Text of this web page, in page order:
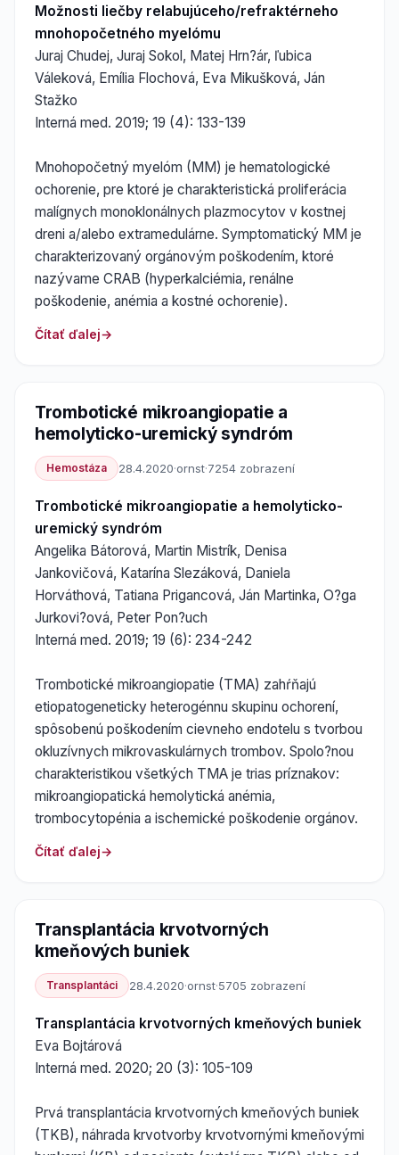
Možnosti liečby relabujúceho/refraktérneho
mnohopočetného myelómu
Juraj Chudej, Juraj Sokol, Matej Hrn?ár, ľubica
Váleková, Emília Flochová, Eva Mikušková, Ján
Stažko
Interná med. 2019; 19 (4): 133-139
Mnohopočetný myelóm (MM) je hematologické
ochorenie, pre ktoré je charakteristická proliferácia
malígnych monoklonálnych plazmocytov v kostnej
dreni a/alebo extramedulárne. Symptomatický MM je
charakterizovaný orgánovým poškodením, ktoré
nazývame CRAB (hyperkalciémia, renálne
poškodenie, anémia a kostné ochorenie).
Čítať ďalej
Trombotické mikroangiopatie a
hemolyticko-uremický syndróm
Hemostáza 28.4.2020·ornst·7254 zobrazení
Trombotické mikroangiopatie a hemolyticko-
uremický syndróm
Angelika Bátorová, Martin Mistrík, Denisa
Jankovičová, Katarína Slezáková, Daniela
Horváthová, Tatiana Prigancová, Ján Martinka, O?ga
Jurkovi?ová, Peter Pon?uch
Interná med. 2019; 19 (6): 234-242
Trombotické mikroangiopatie (TMA) zahŕňajú
etiopatogeneticky heterogénnu skupinu ochorení,
spôsobenú poškodením cievneho endotelu s tvorbou
okluzívnych mikrovaskulárnych trombov. Spolo?nou
charakteristikou všetkých TMA je trias príznakov:
mikroangiopatická hemolytická anémia,
trombocytopénia a ischemické poškodenie orgánov.
Čítať ďalej
Transplantácia krvotvorných
kmeňových buniek
Transplantáci 28.4.2020·ornst·5705 zobrazení
Transplantácia krvotvorných kmeňových buniek
Eva Bojtárová
Interná med. 2020; 20 (3): 105-109
Prvá transplantácia krvotvorných kmeňových buniek
(TKB), náhrada krvotvorby krvotvornými kmeňovými